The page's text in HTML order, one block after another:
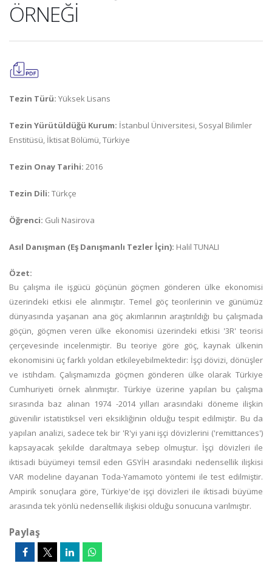
ÖRNEĞİ
Tezin Türü: Yüksek Lisans
Tezin Yürütüldüğü Kurum: İstanbul Üniversitesi, Sosyal Bilimler
Enstitüsü, İktisat Bölümü, Türkiye
Tezin Onay Tarihi: 2016
Tezin Dili: Türkçe
Öğrenci: Guli Nasirova
Asıl Danışman (Eş Danışmanlı Tezler İçin): Halil TUNALI
Özet:
Bu çalışma ile işgücü göçünün göçmen gönderen ülke ekonomisi
üzerindeki etkisi ele alınmıştır. Temel göç teorilerinin ve günümüz
dünyasında yaşanan ana göç akımlarının araştırıldığı bu çalışmada
göçün, göçmen veren ülke ekonomisi üzerindeki etkisi '3R' teorisi
çerçevesinde incelenmiştir. Bu teoriye göre göç, kaynak ülkenin
ekonomisini üç farklı yoldan etkileyebilmektedir: İşçi dövizi, dönüşler
ve istihdam. Çalışmamızda göçmen gönderen ülke olarak Türkiye
Cumhuriyeti örnek alınmıştır. Türkiye üzerine yapılan bu çalışma
sırasında baz alınan 1974 -2014 yılları arasındaki döneme ilişkin
güvenilir istatistiksel veri eksikliğinin olduğu tespit edilmiştir. Bu da
yapılan analizi, sadece tek bir 'R'yi yani işçi dövizlerini ('remittances')
kapsayacak şekilde daraltmaya sebep olmuştur. İşçi dövizleri ile
iktisadi büyümeyi temsil eden GSYİH arasındaki nedensellik ilişkisi
VAR modeline dayanan Toda-Yamamoto yöntemi ile test edilmiştir.
Ampirik sonuçlara göre, Türkiye'de işçi dövizleri ile iktisadi büyüme
arasında tek yönlü nedensellik ilişkisi olduğu sonucuna varılmıştır.
Paylaş